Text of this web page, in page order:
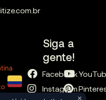
Siga a
gente!
Facebook
Instagram
×